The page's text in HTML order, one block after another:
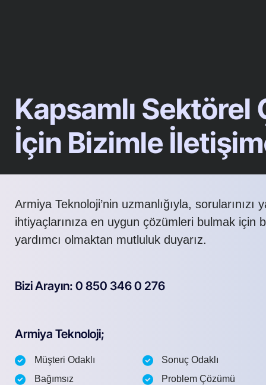
Kapsamlı Sektörel
İçin Bizimle
Armiya Teknoloji’nin uzmanlığıyla, sorularınızı
ihtiyaçlarınıza en uygun çözümleri bulmak için
yardımcı olmaktan mutluluk duyarız.
Bizi Arayın: 0 850 346 0 276
Armiya Teknoloji;
Müşteri Odaklı
Bağımsız
Sonuç Odaklı
Problem Çözümü